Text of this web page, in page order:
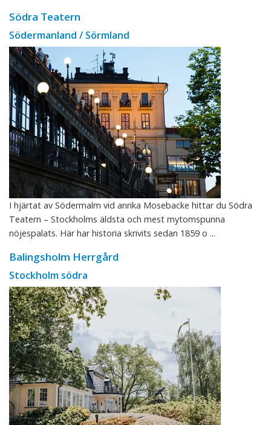
Södra Teatern
Södermanland / Sörmland
I hjärtat av Södermalm vid anrika Mosebacke hittar du Södra
Teatern – Stockholms äldsta och mest mytomspunna
nöjespalats. Här har historia skrivits sedan 1859 o ...
Balingsholm Herrgård
Stockholm södra